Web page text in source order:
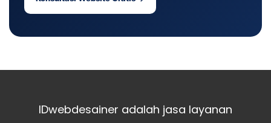
IDwebdesainer adalah jasa layanan